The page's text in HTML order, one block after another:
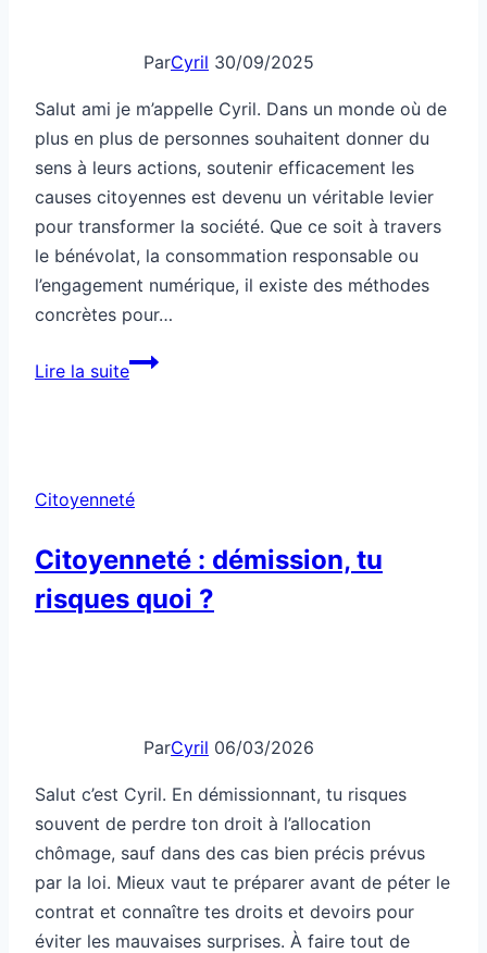
ParCyril 30/09/2025
Salut ami je m’appelle Cyril. Dans un monde où de
plus en plus de personnes souhaitent donner du
sens à leurs actions, soutenir efficacement les
causes citoyennes est devenu un véritable levier
pour transformer la société. Que ce soit à travers
le bénévolat, la consommation responsable ou
l’engagement numérique, il existe des méthodes
concrètes pour…
Lire la suiteComment
efficacement
Citoyenneté
Citoyenneté : démission, tu
risques quoi ?
ParCyril 06/03/2026
Salut c’est Cyril. En démissionnant, tu risques
souvent de perdre ton droit à l’allocation
chômage, sauf dans des cas bien précis prévus
par la loi. Mieux vaut te préparer avant de péter le
contrat et connaître tes droits et devoirs pour
éviter les mauvaises surprises. À faire tout de